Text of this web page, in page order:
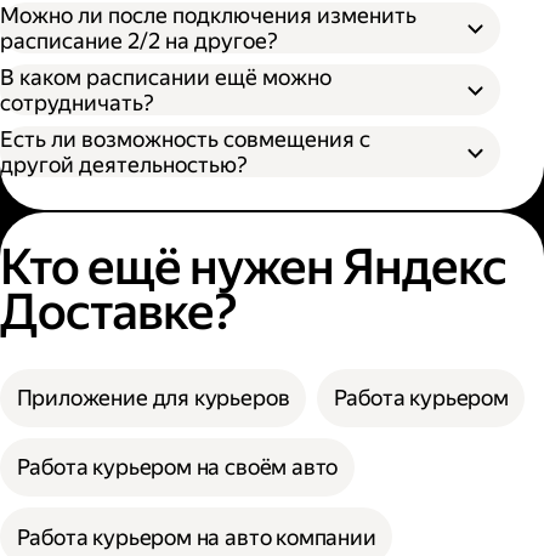
Можно ли после подключения изменить
расписание 2/2 на другое?
В каком расписании ещё можно
сотрудничать?
Есть ли возможность совмещения с
другой деятельностью?
Кто ещё нужен Яндекс
Доставке?
Приложение для курьеров Работа курьером
Работа курьером на своём авто
Работа курьером на авто компании